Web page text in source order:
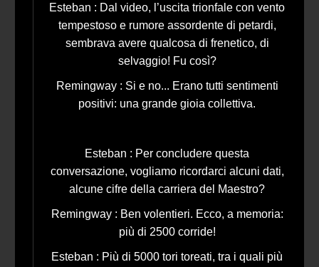
Esteban : Dal video, l’uscita trionfale con vento
tempestoso e rumore assordente di petardi,
sembrava avere qualcosa di frenetico, di
selvaggio! Fu così?
Remingway : Si e no... Erano tutti sentimenti
positivi: una grande gioia collettiva.
Esteban : Per concludere questa
conversazione, vogliamo ricordarci alcuni dati,
alcune cifre della carriera del Maestro?
Remingway : Ben volentieri. Ecco, a memoria:
più di 2500 corride!
Esteban : Più di 5000 tori toreati, tra i quali più